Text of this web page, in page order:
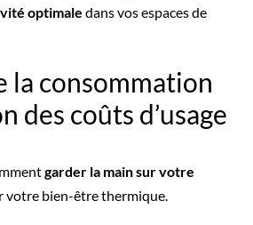
optimale dans vos espaces de
la consommation
des coûts d’usage
garder la main sur votre
votre bien-être thermique.